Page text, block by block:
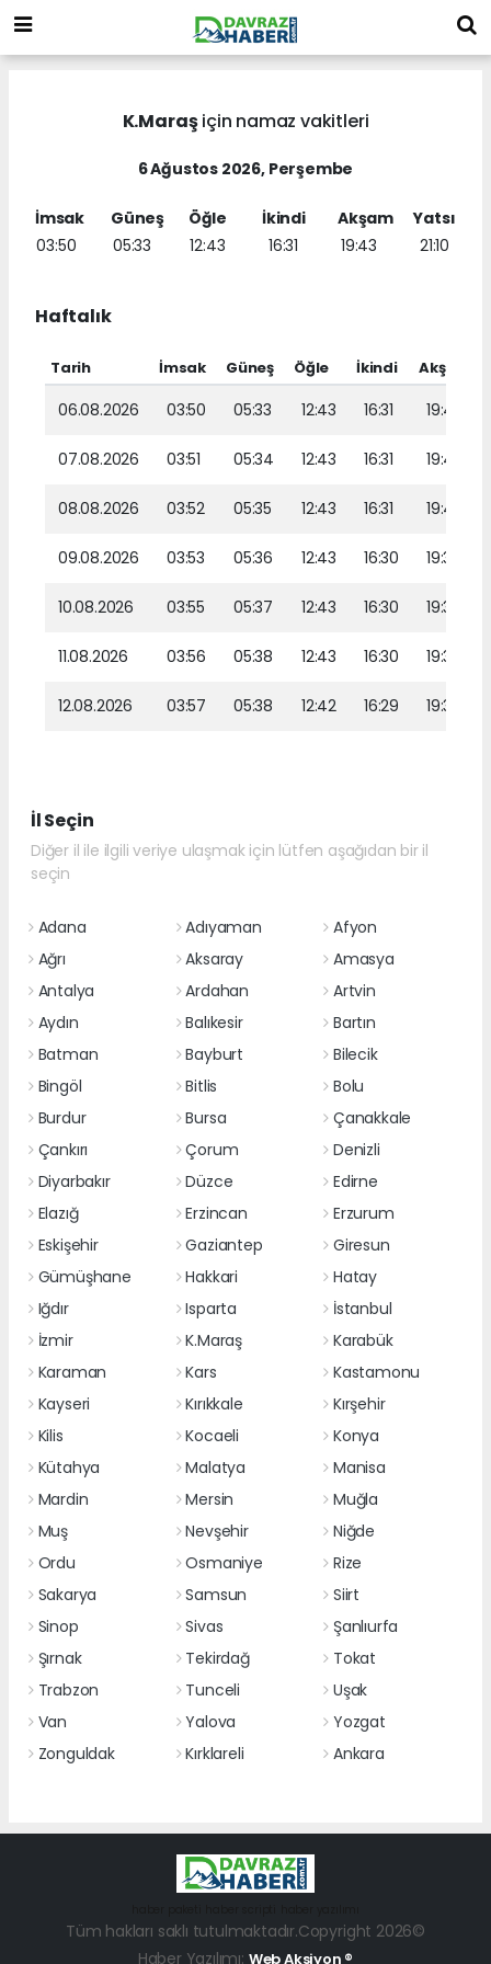
K.Maraşiçin namaz vakitleri
6 Ağustos 2026, Perşembe
İmsak
03:50
Güneş
05:33
Öğle
12:43
İkindi
16:31
Akşam
19:43
Yatsı
21:10
Haftalık
Tarih İmsak Güneş Öğle İkindi Akşam
06.08.2026 03:50 05:33 12:43 16:31 19:43
07.08.2026 03:51 05:34 12:43 16:31 19:42
08.08.2026 03:52 05:35 12:43 16:31 19:40
09.08.2026 03:53 05:36 12:43 16:30 19:39
10.08.2026 03:55 05:37 12:43 16:30 19:38
11.08.2026 03:56 05:38 12:43 16:30 19:37
12.08.2026 03:57 05:38 12:42 16:29 19:36
İl Seçin
Diğer il ile ilgili veriye ulaşmak için lütfen aşağıdan bir il
seçin
Adana Adıyaman
Afyon
Ağrı
Aksaray
Amasya
Antalya
Ardahan
Artvin
Aydın
Balıkesir
Bartın
Batman
Bayburt
Bilecik
Bingöl
Bitlis
Bolu
Burdur
Bursa
Çanakkale
Çankırı
Çorum
Denizli
Diyarbakır
Düzce
Edirne
Elazığ
Erzincan
Erzurum
Eskişehir
Gaziantep
Giresun
Gümüşhane
Hakkari
Hatay
Iğdır
Isparta
İstanbul
İzmir
K.Maraş
Karabük
Karaman
Kars
Kastamonu
Kayseri
Kırıkkale
Kırşehir
Kilis
Kocaeli
Konya
Kütahya
Malatya
Manisa
Mardin
Mersin
Muğla
Muş
Nevşehir
Niğde
Ordu
Osmaniye
Rize
Sakarya
Samsun
Siirt
Sinop
Sivas
Şanlıurfa
Şırnak
Tekirdağ
Tokat
Trabzon
Tunceli
Uşak
Van
Yalova
Yozgat
Zonguldak
Kırklareli Ankara
Tüm hakları saklı tutulmaktadır.Copyright 2026©
Haber Yazılımı: Web Aksiyon ®